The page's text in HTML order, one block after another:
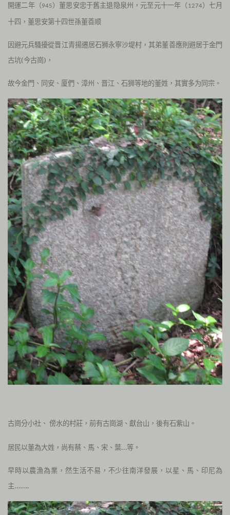
開運二年（945）董思安忠于舊主退隐泉州，元至元十一年（1274）七月
十四，董思安第十四世孫董善顺
因避元兵騷擾從晋江青揚遷居石狮永寧沙堤村，其弟董善應則避居于金門
古坑(今古崗) ，
故今金門、同安、厦們、漳州、晋江、石狮等地的董姓，其實多为同宗。
古崗分小社、 傍水的村莊，前有古崗湖、獻台山，後有石紫山。
居民以董為大姓，尚有蔡、馬、宋、葉…等。
早時以農漁為業，然生活不易，不少往南洋發展，以星、馬、印尼為
主……..